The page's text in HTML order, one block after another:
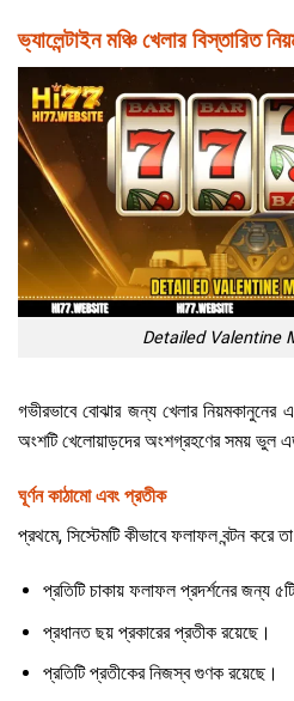
ভ্যালেন্টাইন মঞ্চি খেলার বিস্তারিত
Detailed Valentine
গভীরভাবে বোঝার জন্য খেলার
অংশটি খেলোয়াড়দের অংশগ্রহণের সময় ভুল
ঘূর্ণন কাঠামো এবং প্রতীক
প্রথমে, সিস্টেমটি কীভাবে ফলাফল বন্টন করে
প্রতিটি চাকায় ফলাফল প্রদর্শনের জন্য
প্রধানত ছয় প্রকারের প্রতীক রয়েছে।
প্রতিটি প্রতীকের নিজস্ব গুণক রয়েছে।